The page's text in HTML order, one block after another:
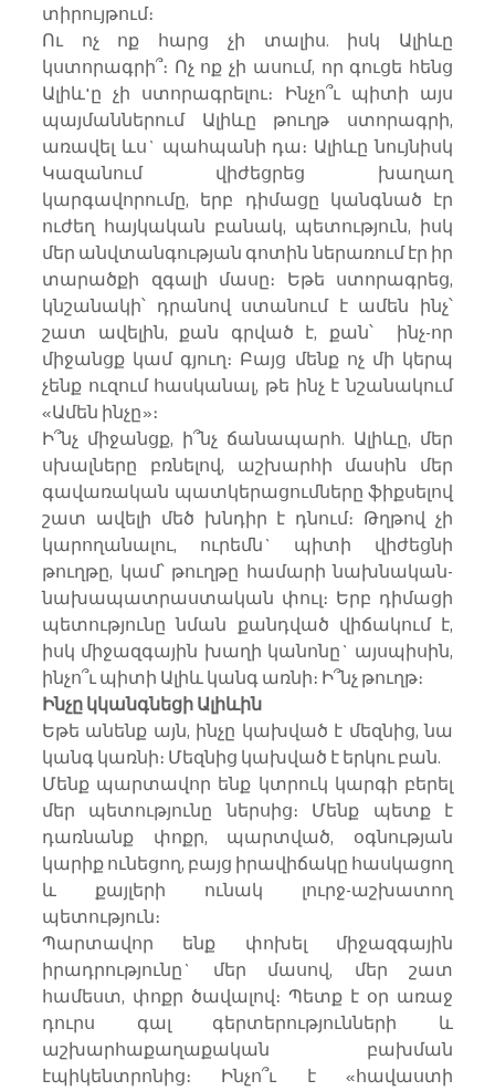
տիրույթում։
Ու ոչ ոք հարց չի տալիս. իսկ Ալիևը
կստորագրի՞։ Ոչ ոք չի ասում, որ գուցե հենց
Ալիև'ը չի ստորագրելու։ Ինչո՞ւ պիտի այս
պայմաններում Ալիևը թուղթ ստորագրի,
առավել ևս` պահպանի դա։ Ալիևը նույնիսկ
Կազանում վիժեցրեց խաղաղ
կարգավորումը, երբ դիմացը կանգնած էր
ուժեղ հայկական բանակ, պետություն, իսկ
մեր անվտանգության գոտին ներառում էր իր
տարածքի զգալի մասը։ Եթե ստորագրեց,
կնշանակի՝ դրանով ստանում է ամեն ինչ՝
շատ ավելին, քան գրված է, քան՝  ինչ-որ
միջանցք կամ գյուղ։ Բայց մենք ոչ մի կերպ
չենք ուզում հասկանալ, թե ինչ է նշանակում
«Ամեն ինչը»։
Ի՞նչ միջանցք, ի՞նչ ճանապարհ. Ալիևը, մեր
սխալները բռնելով, աշխարհի մասին մեր
գավառական պատկերացումները ֆիքսելով
շատ ավելի մեծ խնդիր է դնում։ Թղթով չի
կարողանալու, ուրեմն` պիտի վիժեցնի
թուղթը, կամ՝ թուղթը համարի նախնական-
նախապատրաստական փուլ։ Երբ դիմացի
պետությունը նման քանդված վիճակում է,
իսկ միջազգային խաղի կանոնը` այսպիսին,
ինչո՞ւ պիտի Ալիև կանգ առնի։ Ի՞նչ թուղթ։
Ինչը կկանգնեցի Ալիևին
Եթե անենք այն, ինչը կախված է մեզնից, նա
կանգ կառնի։ Մեզնից կախված է երկու բան.
Մենք պարտավոր ենք կտրուկ կարգի բերել
մեր պետությունը ներսից։ Մենք պետք է
դառնանք փոքր, պարտված, օգնության
կարիք ունեցող, բայց իրավիճակը հասկացող
և քայլերի ունակ լուրջ-աշխատող
պետություն։
Պարտավոր ենք փոխել միջազգային
իրադրությունը` մեր մասով, մեր շատ
համեստ, փոքր ծավալով։ Պետք է օր առաջ
դուրս գալ գերտերությունների և
աշխարհաքաղաքական բախման
էպիկենտրոնից։ Ինչո՞ւ է «հավաստի